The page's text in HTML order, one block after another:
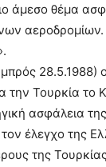
άμεσο θέμα
αεροδρομίων.
την Τουρκία
ασφάλεια
έλεγχο της
της